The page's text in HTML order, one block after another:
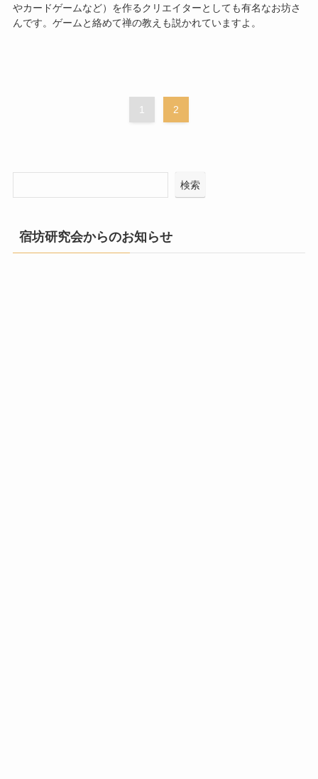
やカードゲームなど）を作るクリエイターとしても有名なお坊さ
んです。ゲームと絡めて禅の教えも説かれていますよ。
1 2
検索
宿坊研究会からのお知らせ